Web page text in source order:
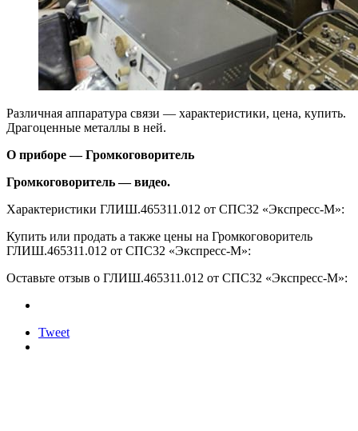
Различная аппаратура связи — характеристики, цена, купить.
Драгоценные металлы в ней.
О приборе — Громкоговоритель
Громкоговоритель — видео.
Характеристики ГЛИШ.465311.012 от СПС32 «Экспресс-М»:
Купить или продать а также цены на Громкоговоритель
ГЛИШ.465311.012 от СПС32 «Экспресс-М»:
Оставьте отзыв о ГЛИШ.465311.012 от СПС32 «Экспресс-М»:
Tweet